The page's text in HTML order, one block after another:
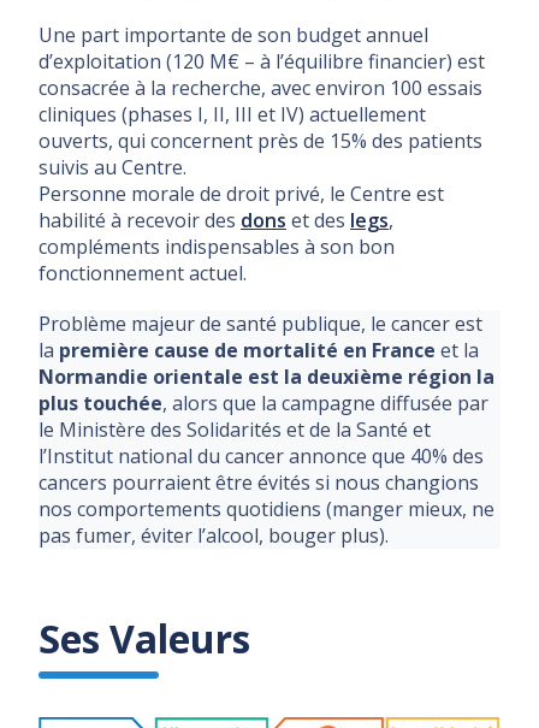
Une part importante de son budget annuel
d’exploitation (120 M€ – à l’équilibre financier) est
consacrée à la recherche, avec environ 100 essais
cliniques (phases I, II, III et IV) actuellement
ouverts, qui concernent près de 15% des patients
suivis au Centre.
Personne morale de droit privé, le Centre est
habilité à recevoir des dons et des legs,
compléments indispensables à son bon
fonctionnement actuel.
Problème majeur de santé publique, le cancer est
la première cause de mortalité en France et la
Normandie orientale est la deuxième région la
plus touchée, alors que la campagne diffusée par
le Ministère des Solidarités et de la Santé et
l’Institut national du cancer annonce que 40% des
cancers pourraient être évités si nous changions
nos comportements quotidiens (manger mieux, ne
pas fumer, éviter l’alcool, bouger plus).
Ses Valeurs